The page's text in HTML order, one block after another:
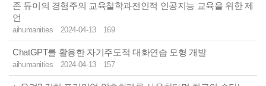
존 듀이의 경험주의 교육철학과전인적 인공지능 교육을 위한 제
언
aihumanities 2024-04-13 169
ChatGPT를 활용한 자기주도적 대화연습 모형 개발
aihumanities 2024-04-13 157